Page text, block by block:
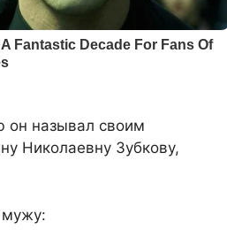
он называл своим
Николаевну Зубкову,
мужу: